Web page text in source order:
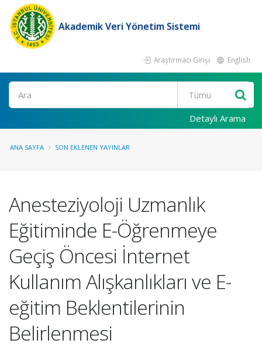
Akademik Veri Yönetim Sistemi
Araştırmacı Girişi English
Ara
Detaylı Arama
ANA SAYFA SON EKLENEN YAYINLAR
Anesteziyoloji Uzmanlık
Eğitiminde E-Öğrenmeye
Geçiş Öncesi İnternet
Kullanım Alışkanlıkları ve E-
eğitim Beklentilerinin
Belirlenmesi